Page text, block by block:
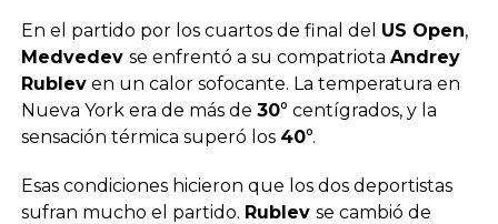
En el partido por los cuartos de final del US Open,
Medvedev se enfrentó a su compatriota Andrey
Rubleven un calor sofocante. La temperatura en
Nueva York era de más de 30° centígrados, y la
sensación térmica superó los 40°.
Esas condiciones hicieron que los dos deportistas
sufran mucho el partido. Rublev se cambió de